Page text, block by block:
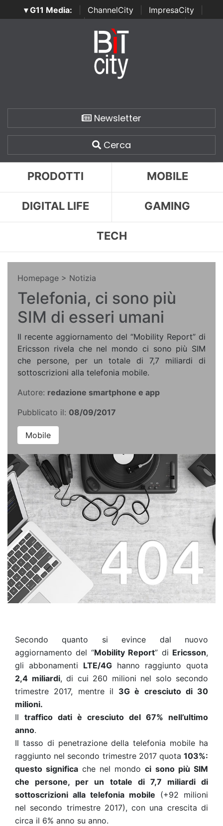
▾ G11 Media: ChannelCity ImpresaCity
SecurityOpenLab | Italian Channel Awards | Italian
Italian Security Awards
Newsletter
Cerca
PRODOTTI MOBILE
DIGITAL LIFE GAMING
TECH
Homepage > Notizia
Telefonia, ci sono più
SIM di esseri umani
Il recente aggiornamento del “Mobility Report” di
Ericsson rivela che nel mondo ci sono più SIM
che persone, per un totale di 7,7 miliardi di
sottoscrizioni alla telefonia mobile.
Autore: redazione smartphone e app
Pubblicato il: 08/09/2017
Mobile
Secondo quanto si evince dal nuovo
aggiornamento del “Mobility Report” di Ericsson,
gli abbonamenti LTE/4G hanno raggiunto quota
2,4 miliardi, di cui 260 milioni nel solo secondo
trimestre 2017, mentre il 3G è cresciuto di 30
milioni.
Il traffico dati è cresciuto del 67% nell’ultimo
anno.
Il tasso di penetrazione della telefonia mobile ha
raggiunto nel secondo trimestre 2017 quota 103%:
questo significa che nel mondoci sono più SIM
che persone, per un totale di 7,7 miliardi di
sottoscrizioni alla telefonia mobile (+92 milioni
nel secondo trimestre 2017), con una crescita di
circa il 6% anno su anno.